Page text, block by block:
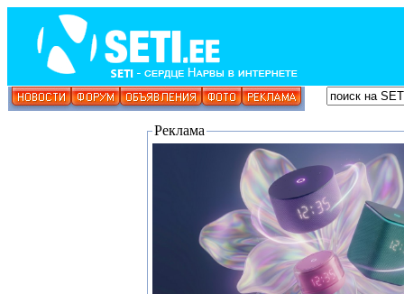
Реклама